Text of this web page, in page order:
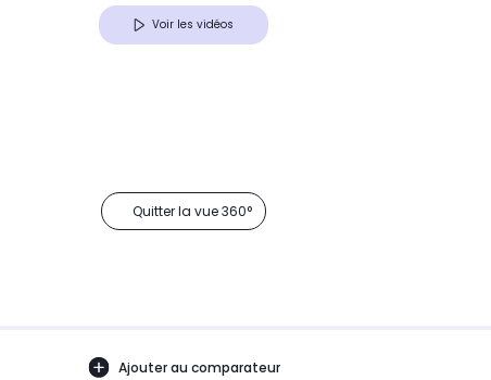
Voir les vidéos
Quitter la vue 360°
Ajouter au comparateur